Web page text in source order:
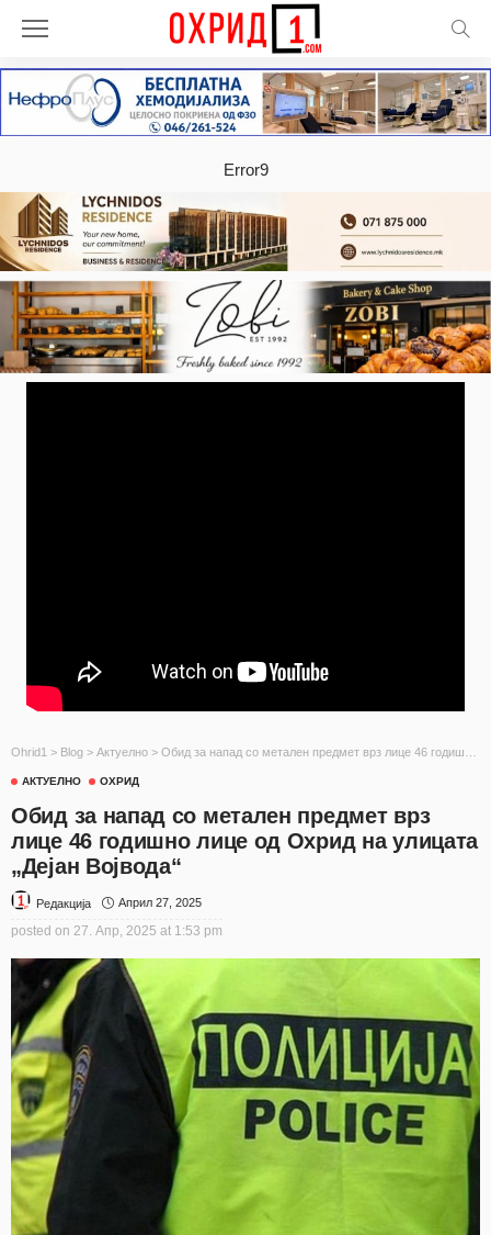
Error9
Ohrid1 > Blog > Актуелно > Обид за напад со метален предмет врз лице 46 годишно лице од Охрид на улицата „Дејан Војвода“
АКТУЕЛНО ОХРИД
Обид за напад со метален предмет врз
лице 46 годишно лице од Охрид на улицата
„Дејан Војвода“
Редакција Април 27, 2025
posted on 27. Апр, 2025 at 1:53 pm